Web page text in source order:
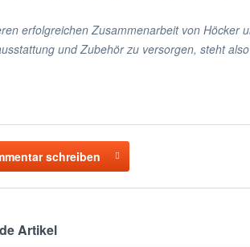
erfolgreichen Zusammenarbeit von Höcker
und Zubehör zu versorgen, steht
schreiben
Artikel